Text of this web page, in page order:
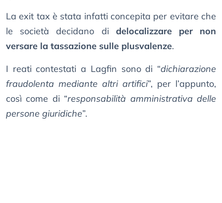
La exit tax è stata infatti concepita per evitare che
le società decidano di delocalizzare per non
versare la tassazione sulle plusvalenze.
I reati contestati a Lagfin sono di “dichiarazione
fraudolenta mediante altri artifici”, per l’appunto,
così come di “responsabilità amministrativa delle
persone giuridiche”.